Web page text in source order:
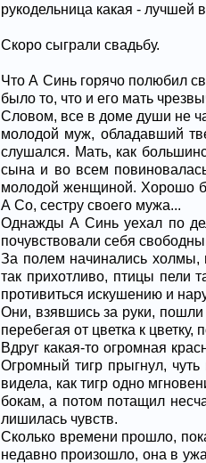
рукодельница какая - лучшей
Скоро сыграли свадьбу.
Что А Синь горячо полюбил
было то, что и его мать
Словом, все в доме души не
молодой муж, обладавший
слушался. Мать, как
сына и во всем
молодой женщиной. Хорошо
А Со, сестру своего мужа...
Однажды А Синь уехал по
почувствовали себя
За полем начинались холмы,
так прихотливо, птицы пели
противиться искушению и
Они, взявшись за руки,
перебегая от цветка к
Вдруг какая-то огромная
Огромный тигр прыгнул,
видела, как тигр одно
бокам, а потом потащил
лишилась чувств.
Сколько времени прошло,
недавно произошло, она в